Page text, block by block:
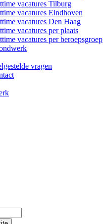
vacatures Tilburg
vacatures Eindhoven
vacatures Den Haag
vacatures per plaats
vacatures per beroepsgroep
vragen